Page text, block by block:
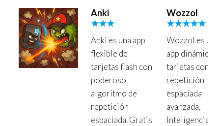
Anki
★★★
Anki es una app
flexible de
tarjetas flash con
poderoso
algoritmo de
repetición
espaciada. Gratis
Wozzol
★★★★★
Wozzol es una
app dinámica
tarjetas con
repetición
espaciada
avanzada,
Inteligencia